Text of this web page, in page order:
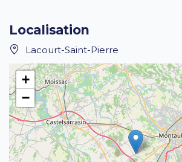
Localisation
Lacourt-Saint-Pierre
+
−